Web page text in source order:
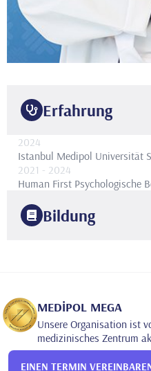
Erfahrung
2024
Istanbul Medipol Universität
2021 - 2024
Human First Psychologische
Bildung
Psychologie
MEDİPOL MEGA
Unsere Organisation ist
medizinisches Zentrum
EINEN TERMIN